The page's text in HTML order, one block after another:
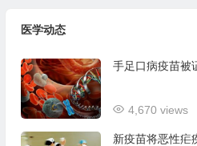
医学动态
手足口病疫苗被
4,670 views
新疫苗将恶性疟